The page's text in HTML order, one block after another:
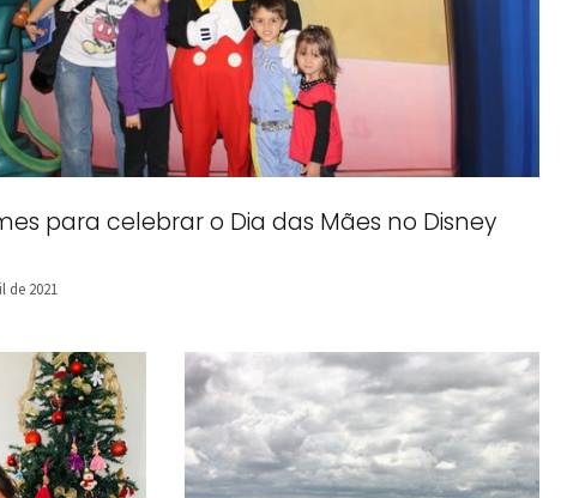
para celebrar o Dia das Mães no Disney
de 2021